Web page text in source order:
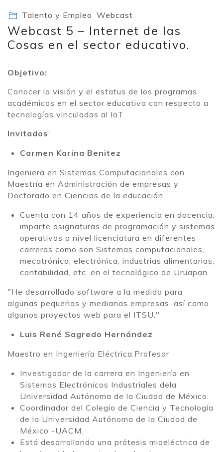
Talento y Empleo ,Webcast
Webcast 5 – Internet de las
Cosas en el sector educativo.
Objetivo:
Conocer la visión y el estatus de los programas
académicos en el sector educativo con respecto a
tecnologías vinculadas al IoT.
Invitados:
Carmen Karina Benitez
Ingeniera en Sistemas Computacionales con
Maestría en Administración de empresas y
Doctorado en Ciencias de la educación
Cuenta con 14 años de experiencia en docencia,
imparte asignaturas de programación y sistemas
operativos a nivel licenciatura en diferentes
carreras como son Sistemas computacionales,
mecatrónica, electrónica, industrias alimentarias,
contabilidad, etc. en el tecnológico de Uruapan
"He desarrollado software a la medida para
algunas pequeñas y medianas empresas, así como
algunos proyectos web para el ITSU."
Luis René Sagredo Hernández
Maestro en Ingeniería Eléctrica.Profesor
Investigador de la carrera en Ingeniería en
Sistemas Electrónicos Industriales dela
Universidad Autónoma de la Ciudad de México.
Coordinador del Colegio de Ciencia y Tecnología
de la Universidad Autónoma de la Ciudad de
México -UACM.
Está desarrollando una prótesis mioeléctrica de